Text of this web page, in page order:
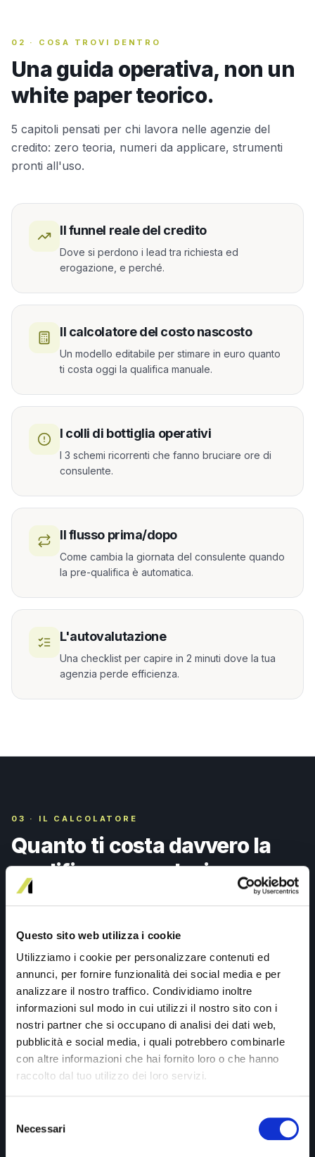
Questo sito web utilizza i cookie
Utilizziamo i cookie per personalizzare contenuti ed
annunci, per fornire funzionalità dei social media e per
analizzare il nostro traffico. Condividiamo inoltre
informazioni sul modo in cui utilizzi il nostro sito con i
nostri partner che si occupano di analisi dei dati web,
pubblicità e social media, i quali potrebbero combinarle
con altre informazioni che hai fornito loro o che hanno
raccolto dal tuo utilizzo dei loro servizi.
delNecessari
02 · COSA TROVI DENTRO
Una guida operativa, non un
white paper teorico.
5 capitoli pensati per chi lavora nelle agenzie del
credito: zero teoria, numeri da applicare, strumenti
pronti all'uso.
Il funnel reale del credito
Dove si perdono i lead tra richiesta ed
erogazione, e perché.
Il calcolatore del costo nascosto
Un modello editabile per stimare in euro quanto
ti costa oggi la qualifica manuale.
I colli di bottiglia operativi
I 3 schemi ricorrenti che fanno bruciare ore di
consulente.
Il flusso prima/dopo
Come cambia la giornata del consulente quando
la pre-qualifica è automatica.
L'autovalutazione
Una checklist per capire in 2 minuti dove la tua
agenzia perde efficienza.
03 · IL CALCOLATORE
Quanto ti costa davvero la
qualifica manuale, in euro.
per le agenzie del credito: inserisci i tuoi numeri e
I CAMPI CHE INSERISCI
Lead ricevuti al mese
% di profili non finanziabili
Costo orario consulente